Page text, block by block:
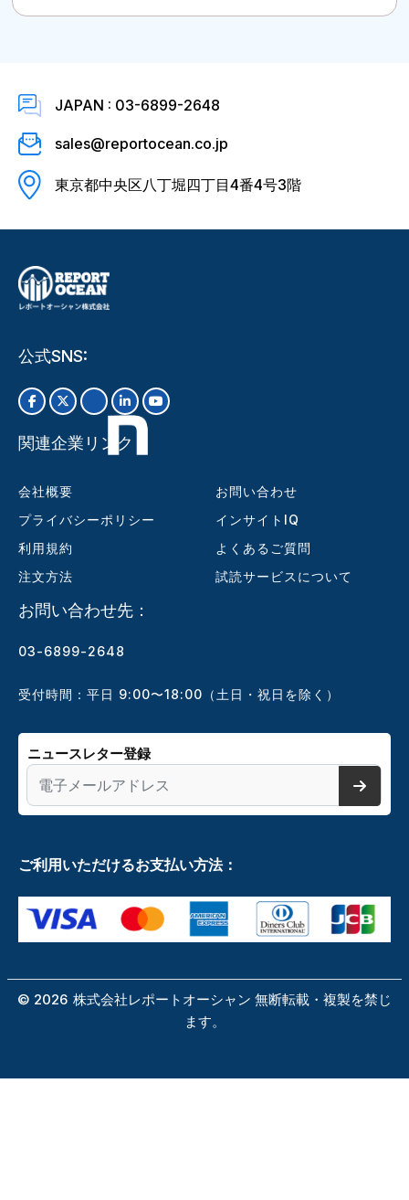
JAPAN : 03-6899-2648
sales@reportocean.co.jp
東京都中央区八丁堀四丁目4番4号3階
公式SNS:
関連企業リンク
会社概要
プライバシーポリシー
利用規約
注文方法
お問い合わせ
インサイトIQ
よくあるご質問
試読サービスについて
お問い合わせ先：
03-6899-2648
受付時間：平日 9:00〜18:00（土日・祝日を除く）
ニュースレター登録
ご利用いただけるお支払い方法：
© 2026 株式会社レポートオーシャン 無断転載・複製を禁じ
ます。